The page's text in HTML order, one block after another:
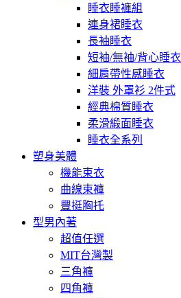
睡衣睡褲組
連身裙睡衣
長袖睡衣
短袖/無袖/背心睡衣
細肩帶性感睡衣
洋裝 外罩衫 2件式
經典棉質睡衣
柔滑緞面睡衣
睡衣全系列
塑身美體
機能束衣
曲線束褲
豐挺胸托
型男內著
超值任選
MIT台灣製
三角褲
四角褲